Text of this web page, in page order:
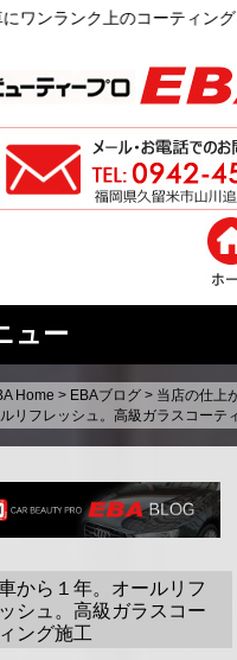
コーティングを
ュー
Home > EBAブログ > 当店の仕上
リフレッシュ。高級ガラスコーテ
から１年。オールリフ
シュ。高級ガラスコー
ング施工